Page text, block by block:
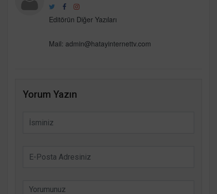
Editörün Diğer Yazıları
Mail: admin@hatayinternettv.com
Yorum Yazın